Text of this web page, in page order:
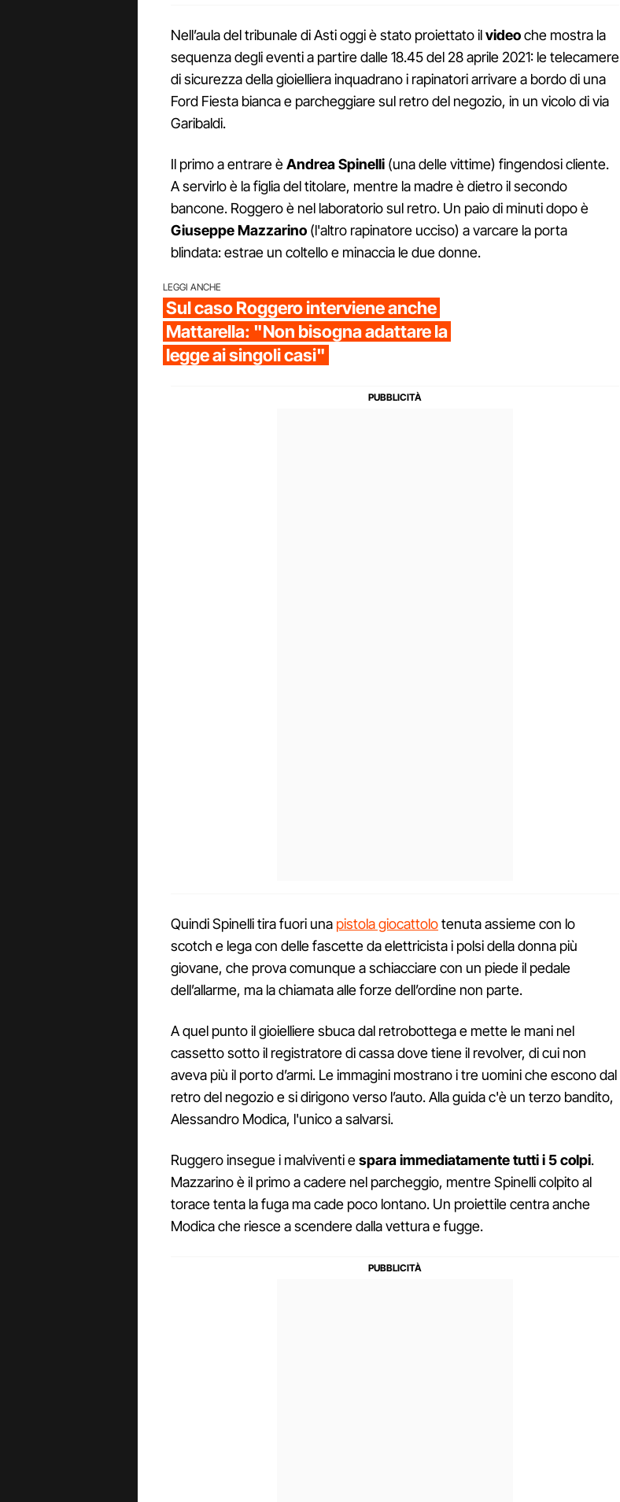
Nell’aula del tribunale di Asti oggi è stato proiettato ilvideoche mostra la
sequenza degli eventi a partire dalle 18.45 del 28 aprile 2021: le telecamere
di sicurezza della gioielliera inquadrano i rapinatori arrivare a bordo di una
Ford Fiesta bianca e parcheggiare sul retro del negozio, in un vicolo di via
Garibaldi.
Il primo a entrare èAndrea Spinelli (una delle vittime) fingendosi cliente.
A servirlo è la figlia del titolare, mentre la madre è dietro il secondo
bancone. Roggero è nel laboratorio sul retro. Un paio di minuti dopo è
Giuseppe Mazzarino (l'altro rapinatore ucciso) a varcare la porta
blindata: estrae un coltello e minaccia le due donne.
LEGGI ANCHE
Sul caso Roggero interviene anche
Mattarella: "Non bisogna adattare la
legge ai singoli casi"
Quindi Spinelli tira fuori una pistola giocattolotenuta assieme con lo
scotch e lega con delle fascette da elettricista i polsi della donna più
giovane, che prova comunque a schiacciare con un piede il pedale
dell’allarme, ma la chiamata alle forze dell’ordine non parte.
A quel punto il gioielliere sbuca dal retrobottega e mette le mani nel
cassetto sotto il registratore di cassa dove tiene il revolver, di cui non
aveva più il porto d’armi. Le immagini mostrano i tre uomini che escono dal
retro del negozio e si dirigono verso l’auto. Alla guida c'è un terzo bandito,
Alessandro Modica, l'unico a salvarsi.
Ruggero insegue i malviventi espara immediatamente tutti i 5 colpi.
Mazzarino è il primo a cadere nel parcheggio, mentre Spinelli colpito al
torace tenta la fuga ma cade poco lontano. Un proiettile centra anche
Modica che riesce a scendere dalla vettura e fugge.